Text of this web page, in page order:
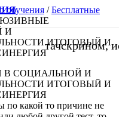
тачскрином,
обучения /Бесплатные
И
ИТОГОВЫЙ И
СОЦИАЛЬНОЙ И
ИТОГОВЫЙ И
по какой то причине не